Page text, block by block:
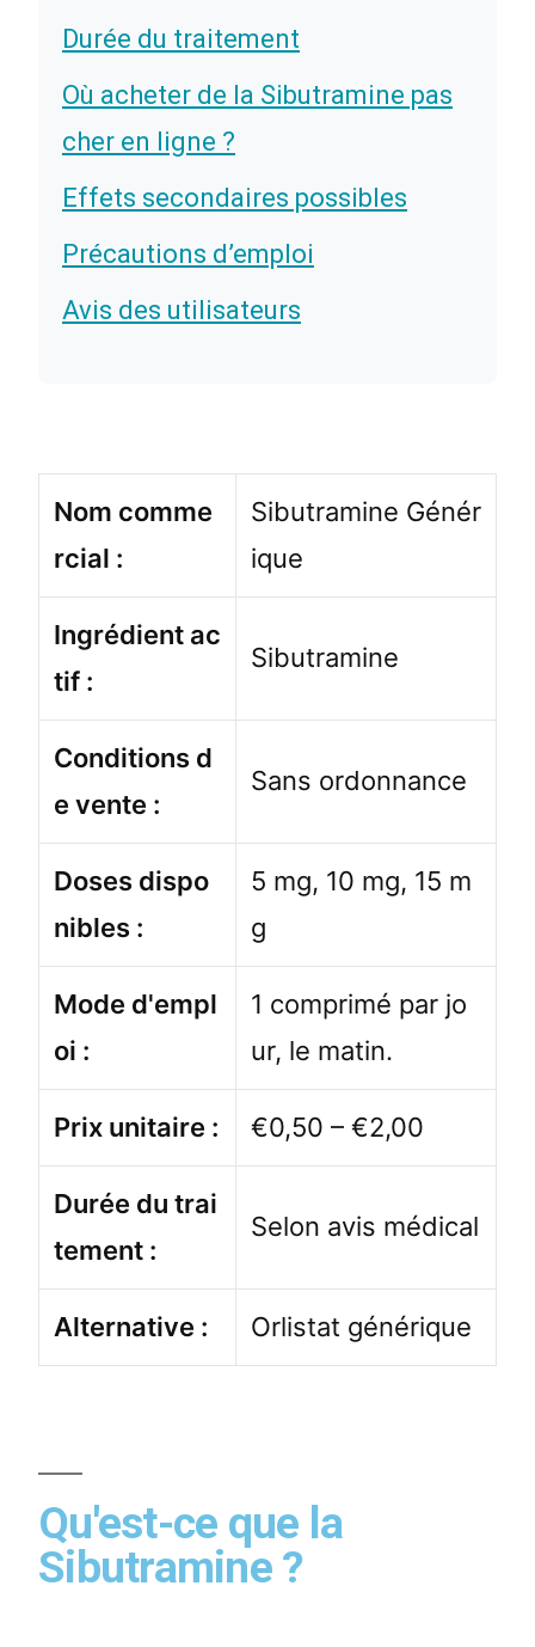
Durée du traitement
Où acheter de la Sibutramine pas
cher en ligne ?
Effets secondaires possibles
Précautions d’emploi
Avis des utilisateurs
Nom comme
rcial :
Sibutramine Génér
ique
Ingrédient ac
tif :
Sibutramine
Conditions d
e vente :
Sans ordonnance
Doses dispo
nibles :
5 mg, 10 mg, 15 m
g
Mode d'empl
oi :
1 comprimé par jo
ur, le matin.
Prix unitaire : €0,50 – €2,00
Durée du trai
tement :
Selon avis médical
Alternative : Orlistat générique
Qu'est-ce que la
Sibutramine ?